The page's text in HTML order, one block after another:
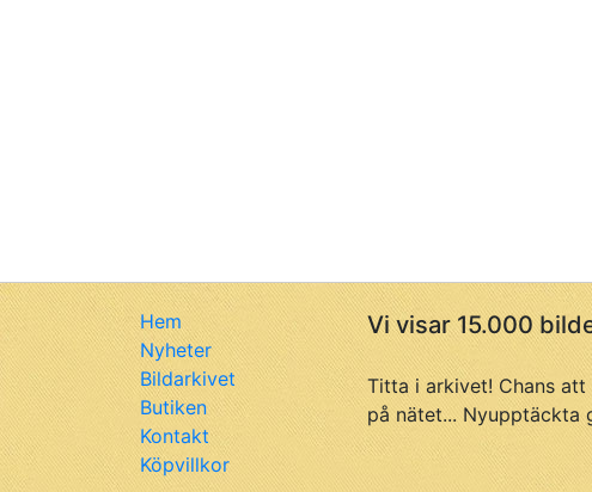
Hem
Nyheter
Bildarkivet
Butiken
Kontakt
Köpvillkor
Vi visar 15.000
Titta i arkivet! Chans
på nätet... Nyupptäckta